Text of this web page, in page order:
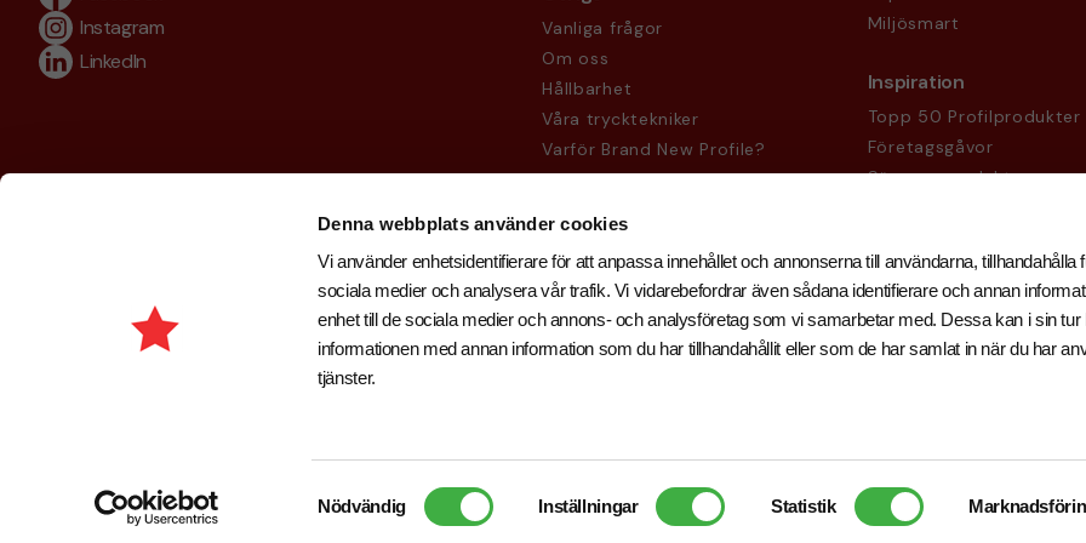
Denna webbplats använder cookies
Vi använder enhetsidentifierare för att anpassa innehållet och annonserna till användarna, tillhandahålla
sociala medier och analysera vår trafik. Vi vidarebefordrar även sådana identifierare och annan
enhet till de sociala medier och annons- och analysföretag som vi samarbetar med. Dessa kan i sin tur
informationen med annan information som du har tillhandahållit eller som de har samlat in när du har
tjänster.
Nödvändig Inställningar Statistik
Instagram
LinkedIn
Vanliga frågor
Om oss
Hållbarhet
Våra trycktekniker
Varför Brand New Profile?
Köpvillkor
Miljösmart
Inspiration
Topp 50 Profilprodukter
Företagsgåvor
Säsongsprodukter